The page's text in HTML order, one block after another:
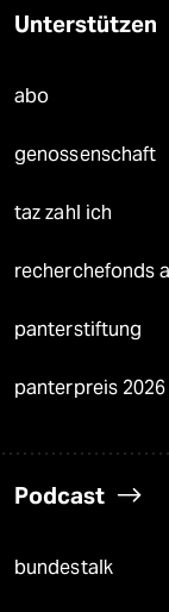
Unterstützen
abo
genossenschaft
taz zahl ich
recherchefonds
panterstiftung
panterpreis 2026
Podcast
bundestalk